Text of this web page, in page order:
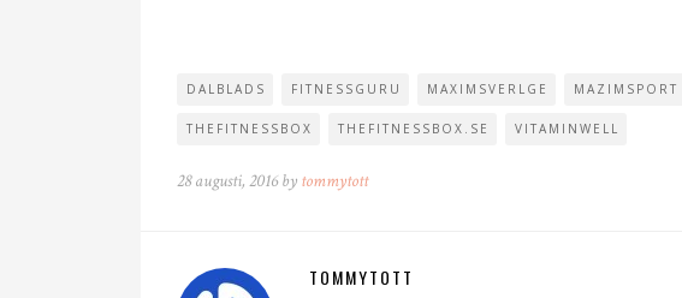
DALBLADS FITNESSGURU MAXIMSVERLGE MAZIMSPORT
THEFITNESSBOX THEFITNESSBOX.SE VITAMINWELL
28 augusti, 2016 by tommytott
TOMMYTOTT